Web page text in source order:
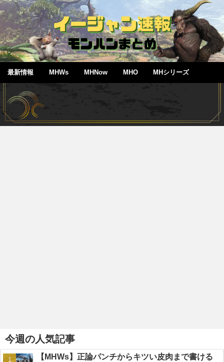
最新情報 MHWs MHNow MHO MHシリーズ
今週の人気記事
【MHWs】正論パンチからキツい皮肉まで書ける